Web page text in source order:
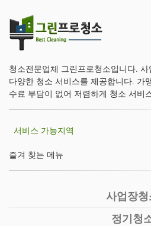
청소전문업체 그린프로청소입니다.
다양한 청소 서비스를 제공합니다. 가
수료 부담이 없어 저렴하게 청소 서비
서비스 가능지역
즐겨 찾는 메뉴
사업장청
정기청